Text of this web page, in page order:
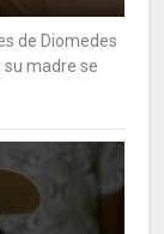
de Diomedes
su madre se